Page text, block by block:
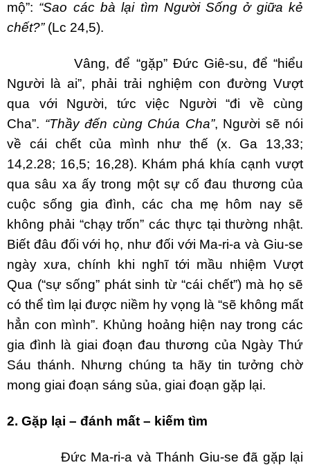
mộ”: “Sao các bà lại tìm Người Sống ở giữa kẻ
chết?”(Lc 24,5).
Vâng, để “gặp” Đức Giê-su, để “hiểu
Người là ai”, phải trải nghiệm con đường Vượt
qua với Người, tức việc Người “đi về cùng
Cha”. “Thầy đến cùng Chúa Cha”, Người sẽ nói
về cái chết của mình như thế (x. Ga 13,33;
14,2.28; 16,5; 16,28). Khám phá khía cạnh vượt
qua sâu xa ấy trong một sự cố đau thương của
cuộc sống gia đình, các cha mẹ hôm nay sẽ
không phải “chạy trốn” các thực tại thường nhật.
Biết đâu đối với họ, như đối với Ma-ri-a và Giu-se
ngày xưa, chính khi nghĩ tới mầu nhiệm Vượt
Qua (“sự sống” phát sinh từ “cái chết”) mà họ sẽ
có thể tìm lại được niềm hy vọng là “sẽ không mất
hẳn con mình”. Khủng hoảng hiện nay trong các
gia đình là giai đoạn đau thương của Ngày Thứ
Sáu thánh. Nhưng chúng ta hãy tin tưởng chờ
mong giai đoạn sáng sủa, giai đoạn gặp lại.
2. Gặp lại – đánh mất – kiếm tìm
Đức Ma-ri-a và Thánh Giu-se đã gặp lại